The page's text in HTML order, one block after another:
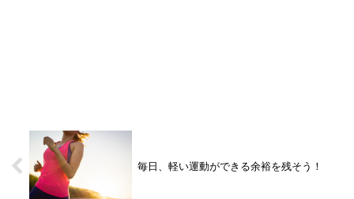
毎日、軽い運動ができる余裕を残そう！